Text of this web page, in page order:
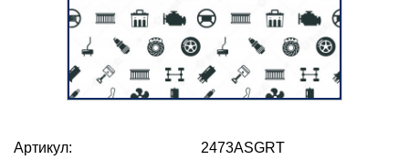
Артикул:
2473ASGRT